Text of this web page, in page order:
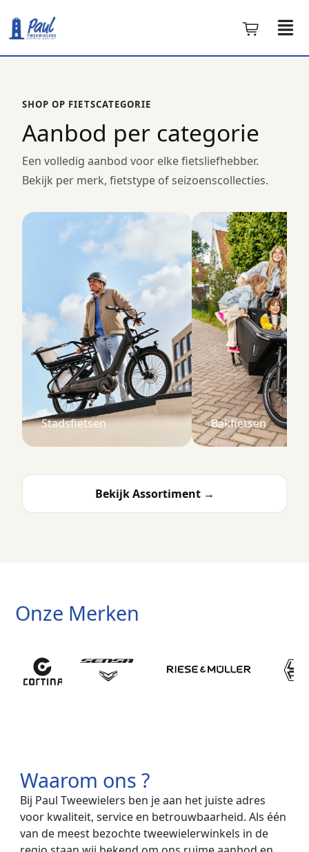
SHOP OP FIETSCATEGORIE
Aanbod per categorie
Een volledig aanbod voor elke fietsliefhebber.
Bekijk per merk, fietstype of seizoenscollecties.
Stadsfietsen Bakfietsen
Bekijk Assortiment →
Onze Merken
Waarom ons ?
Bij Paul Tweewielers ben je aan het juiste adres
voor kwaliteit, service en betrouwbaarheid. Als één
van de meest bezochte tweewielerwinkels in de